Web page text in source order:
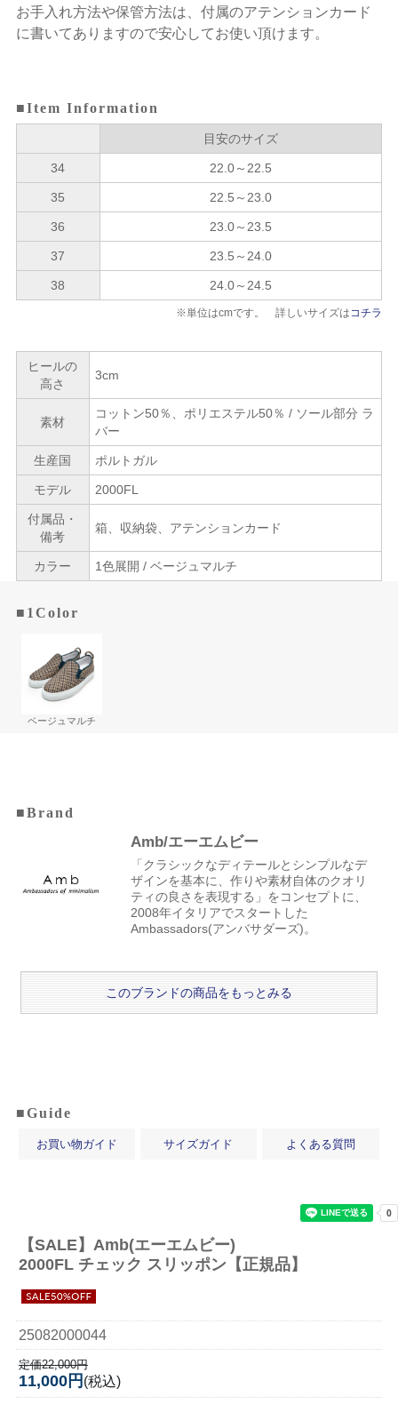
お手入れ方法や保管方法は、付属のアテンションカード
に書いてありますので安心してお使い頂けます。
■Item Information
目安のサイズ
34 22.0～22.5
35 22.5～23.0
36 23.0～23.5
37 23.5～24.0
38 24.0～24.5
※単位はcmです。 詳しいサイズはコチラ
ヒールの
高さ
3cm
素材
コットン50％、ポリエステル50％ / ソール部分 ラ
バー
生産国 ポルトガル
モデル 2000FL
付属品・
備考
箱、収納袋、アテンションカード
カラー 1色展開 / ベージュマルチ
■1Color
ベージュマルチ
■Brand
Amb/エーエムビー
「クラシックなディテールとシンプルなデ
ザインを基本に、作りや素材自体のクオリ
ティの良さを表現する」をコンセプトに、
2008年イタリアでスタートした
Ambassadors(アンバサダーズ)。
このブランドの商品をもっとみる
■Guide
お買い物ガイド サイズガイド よくある質問
【SALE】 Amb(エーエムビー)
2000FL チェック スリッポン【正規品】
25082000044
定価22,000円
11,000円 (税込)